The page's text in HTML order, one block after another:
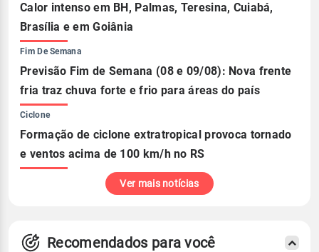
Calor intenso em BH, Palmas, Teresina, Cuiabá,
Brasília e em Goiânia
Fim De Semana
Previsão Fim de Semana (08 e 09/08): Nova frente
fria traz chuva forte e frio para áreas do país
Ciclone
Formação de ciclone extratropical provoca tornado
e ventos acima de 100 km/h no RS
Ver mais notícias
Recomendados para você